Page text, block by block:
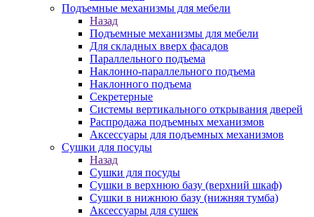
Подъемные механизмы для мебели
Назад
Подъемные механизмы для мебели
Для складных вверх фасадов
Параллельного подъема
Наклонно-параллельного подъема
Наклонного подъема
Секретерные
Системы вертикального открывания дверей
Распродажа подъемных механизмов
Аксессуары для подъемных механизмов
Сушки для посуды
Назад
Сушки для посуды
Сушки в верхнюю базу (верхний шкаф)
Сушки в нижнюю базу (нижняя тумба)
Аксессуары для сушек